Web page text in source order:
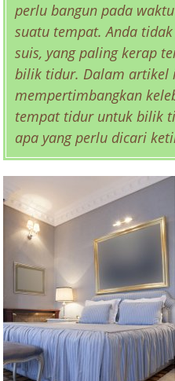
perlu bangun pada
suatu tempat. Anda
suis, yang paling kerap
bilik tidur. Dalam artikel
mempertimbangkan
tempat tidur untuk bilik
apa yang perlu dicari